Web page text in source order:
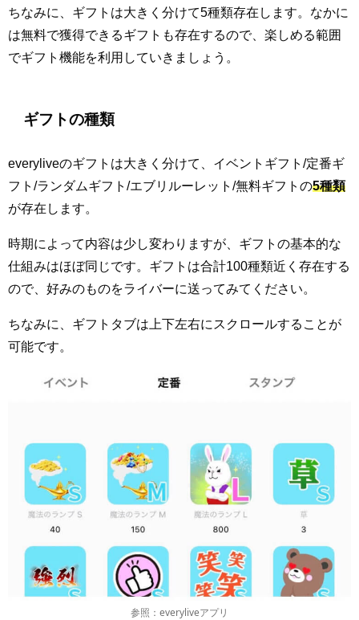
ちなみに、ギフトは大きく分けて5種類存在します。なかに
は無料で獲得できるギフトも存在するので、楽しめる範囲
でギフト機能を利用していきましょう。
ギフトの種類
everyliveのギフトは大きく分けて、イベントギフト/定番ギ
フト/ランダムギフト/エブリルーレット/無料ギフトの5種類
が存在します。
時期によって内容は少し変わりますが、ギフトの基本的な
仕組みはほぼ同じです。ギフトは合計100種類近く存在する
ので、好みのものをライバーに送ってみてください。
ちなみに、ギフトタブは上下左右にスクロールすることが
可能です。
参照：everyliveアプリ